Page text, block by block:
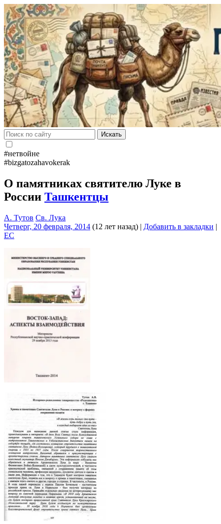
Искать
#нетвойне
#bizgatozahavokerak
О памятниках святителю Луке в
России Ташкентцы
А. Тутов Св. Лука
Четверг, 20 февраля, 2014 (12 лет назад) | Добавить в закладки |
EC